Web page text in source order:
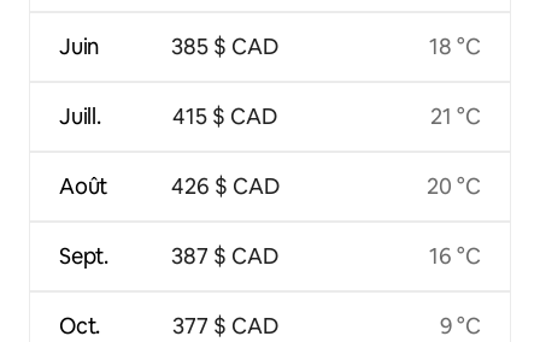
Juin
Juill.
Août
Sept.
Oct.
385 $ CAD
415 $ CAD
426 $ CAD
387 $ CAD
377 $ CAD
18 °C
21 °C
20 °C
16 °C
9 °C